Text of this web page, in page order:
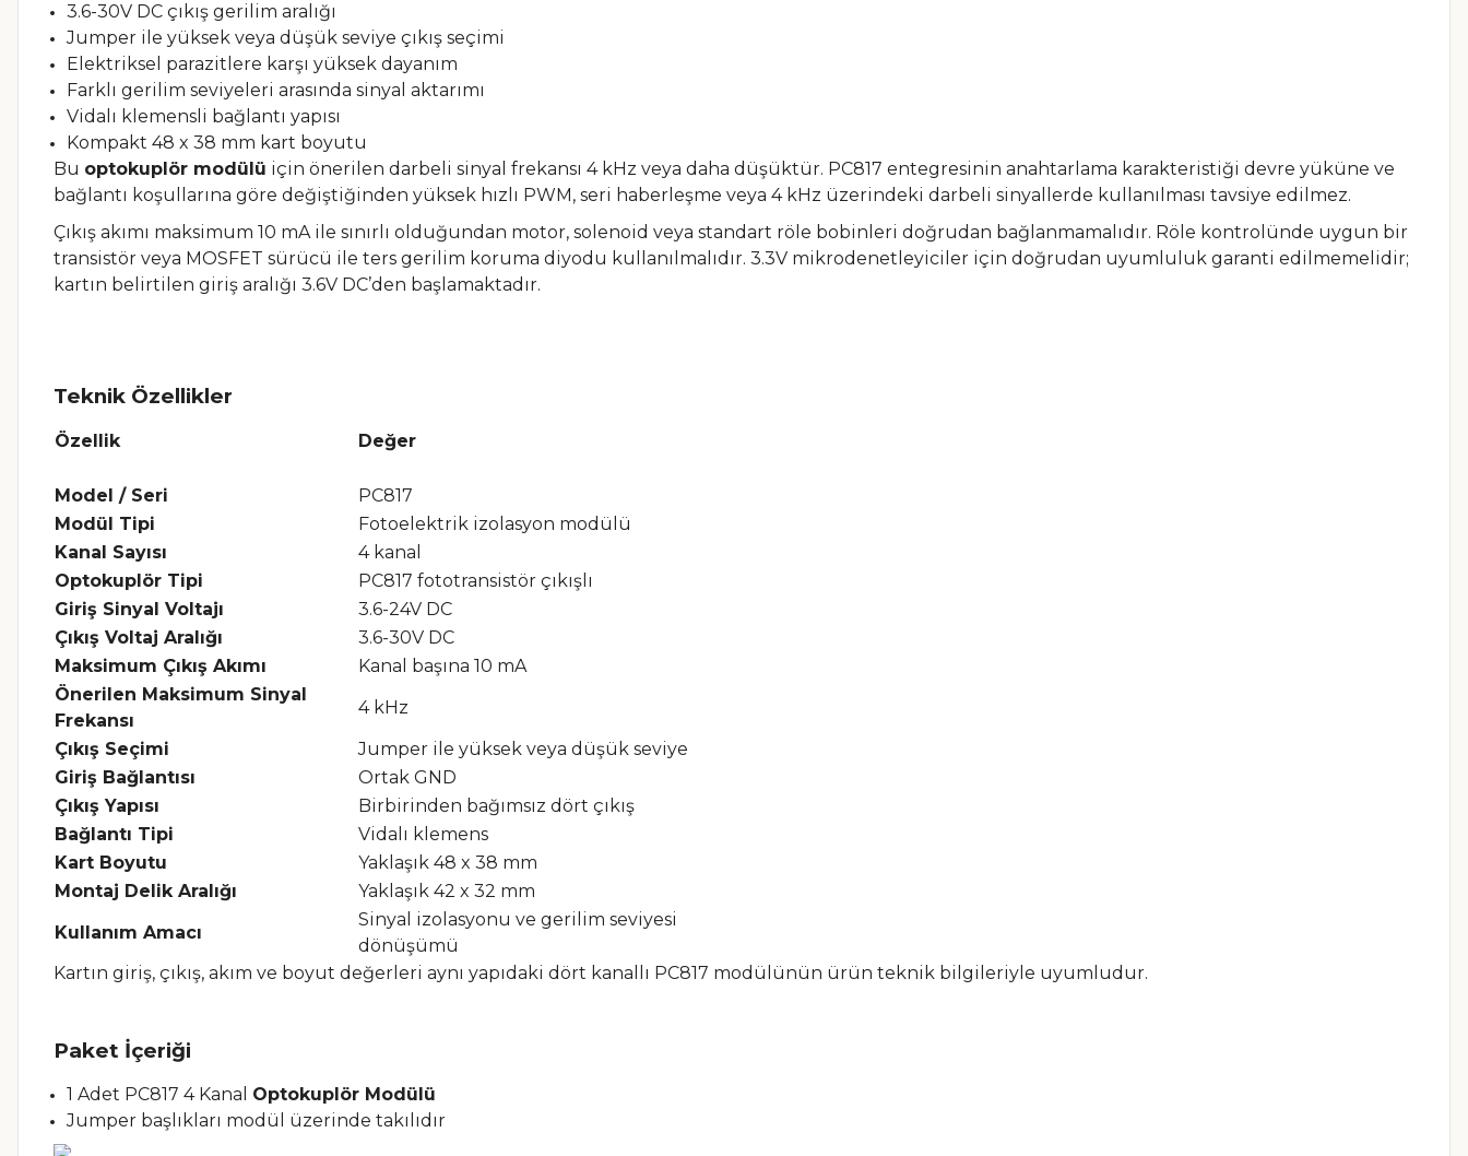
3.6-30V DC çıkış gerilim aralığı
Jumper ile yüksek veya düşük seviye çıkış seçimi
Elektriksel parazitlere karşı yüksek dayanım
Farklı gerilim seviyeleri arasında sinyal aktarımı
Vidalı klemensli bağlantı yapısı
Kompakt 48 x 38 mm kart boyutu
Bu optokuplör modülü için önerilen darbeli sinyal frekansı 4 kHz veya daha düşüktür. PC817 entegresinin anahtarlama karakteristiği devre yüküne ve
bağlantı koşullarına göre değiştiğinden yüksek hızlı PWM, seri haberleşme veya 4 kHz üzerindeki darbeli sinyallerde kullanılması tavsiye edilmez.
Çıkış akımı maksimum 10 mA ile sınırlı olduğundan motor, solenoid veya standart röle bobinleri doğrudan bağlanmamalıdır. Röle kontrolünde uygun bir
transistör veya MOSFET sürücü ile ters gerilim koruma diyodu kullanılmalıdır. 3.3V mikrodenetleyiciler için doğrudan uyumluluk garanti edilmemelidir;
kartın belirtilen giriş aralığı 3.6V DC’den başlamaktadır.
Teknik Özellikler
Özellik Değer
Model / Seri
PC817
Modül Tipi
Fotoelektrik izolasyon modülü
Kanal Sayısı
4 kanal
Optokuplör Tipi
PC817 fototransistör çıkışlı
Giriş Sinyal Voltajı
3.6-24V DC
Çıkış Voltaj Aralığı
3.6-30V DC
Maksimum Çıkış Akımı
Kanal başına 10 mA
Önerilen Maksimum Sinyal
Frekansı
4 kHz
Çıkış Seçimi
Jumper ile yüksek veya düşük seviye
Giriş Bağlantısı
Ortak GND
Çıkış Yapısı
Birbirinden bağımsız dört çıkış
Bağlantı Tipi
Vidalı klemens
Kart Boyutu
Yaklaşık 48 x 38 mm
Montaj Delik Aralığı
Yaklaşık 42 x 32 mm
Kullanım Amacı
Sinyal izolasyonu ve gerilim seviyesi
dönüşümü
Kartın giriş, çıkış, akım ve boyut değerleri aynı yapıdaki dört kanallı PC817 modülünün ürün teknik bilgileriyle uyumludur.
Paket İçeriği
1 Adet PC817 4 Kanal Optokuplör Modülü
Jumper başlıkları modül üzerinde takılıdır